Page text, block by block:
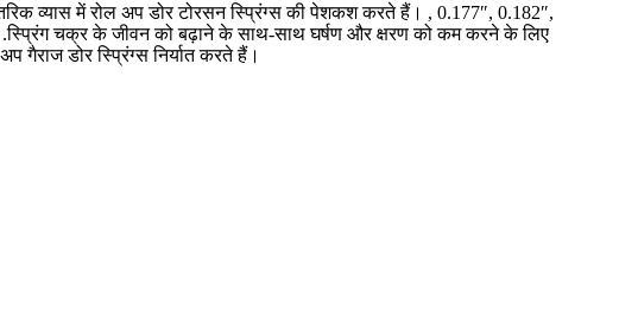
व्यास में रोल अप डोर टोरसन स्प्रिंग्स की पेशकश करते हैं। , 0.177″, 0.182″,
.स्प्रिंग चक्र के जीवन को बढ़ाने के साथ-साथ घर्षण और क्षरण को कम करने के लिए
डोर स्प्रिंग्स निर्यात करते हैं।